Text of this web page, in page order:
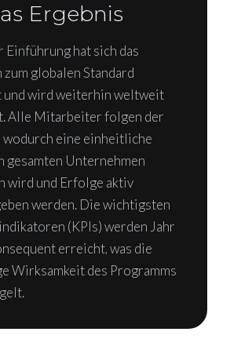
Ergebnis
Einführung hat sich das
zum globalen Standard
und wird weiterhin weltweit
Alle Mitarbeiter folgen der
wodurch eine einheitliche
gesamten Unternehmen
wird und Erfolge aktiv
werden. Die wichtigsten
(KPIs) werden Jahr
erreicht, was die
Wirksamkeit des Programms